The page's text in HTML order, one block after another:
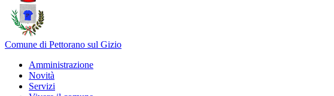
Comune di Pettorano sul Gizio
Amministrazione
Novità
Servizi